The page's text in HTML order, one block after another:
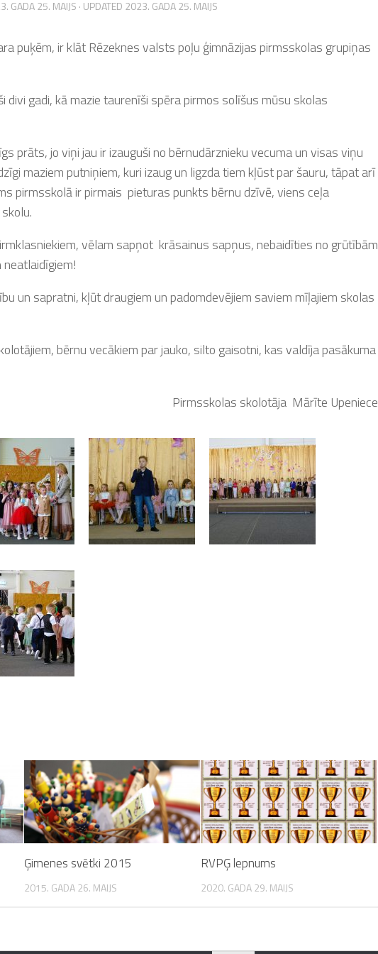
GADA 25. MAIJS · UPDATED 2023. GADA 25. MAIJS
puķēm, ir klāt Rēzeknes valsts poļu ģimnāzijas pirmsskolas grupiņas
divi gadi, kā mazie taurenīši spēra pirmos solīšus mūsu skolas
prāts, jo viņi jau ir izauguši no bērnudārznieku vecuma un visas viņu
maziem putniņiem, kuri izaug un ligzda tiem kļūst par šauru, tāpat arī
pirmsskolā ir pirmais pieturas punkts bērnu dzīvē, viens ceļa
vēlam sapņot krāsainus sapņus, nebaidīties no grūtībām
un sapratni, kļūt draugiem un padomdevējiem saviem mīļajiem skolas
bērnu vecākiem par jauko, silto gaisotni, kas valdīja pasākuma
skolotāja Mārīte Upeniece
Ģimenes svētki 2015
2015. GADA 26. MAIJS
RVPĢ lepnums
2020. GADA 29. MAIJS